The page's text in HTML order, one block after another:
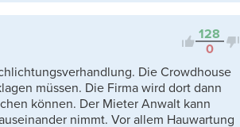
128
0
Die Crowdhouse
müssen. Die Firma wird dort dann
können. Der Mieter Anwalt kann
nimmt. Vor allem Hauwartung